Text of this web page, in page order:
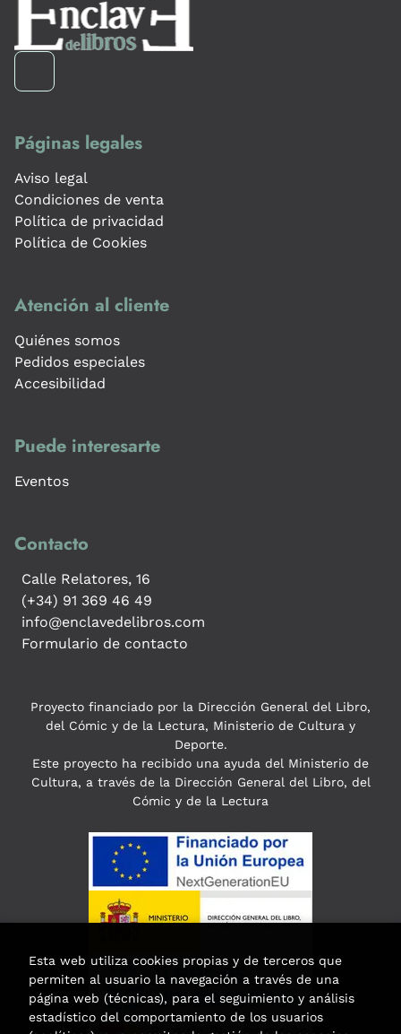
Páginas legales
Aviso legal
Condiciones de venta
Política de privacidad
Política de Cookies
Atención al cliente
Quiénes somos
Pedidos especiales
Accesibilidad
Puede interesarte
Eventos
Contacto
Calle Relatores, 16
(+34) 91 369 46 49
info@enclavedelibros.com
Formulario de contacto
Proyecto financiado por la Dirección General del Libro,
del Cómic y de la Lectura, Ministerio de Cultura y
Deporte.
Este proyecto ha recibido una ayuda del Ministerio de
Cultura, a través de la Dirección General del Libro, del
Cómic y de la Lectura
Esta web utiliza cookies propias y de terceros que
permiten al usuario la navegación a través de una
página web (técnicas), para el seguimiento y análisis
estadístico del comportamiento de los usuarios